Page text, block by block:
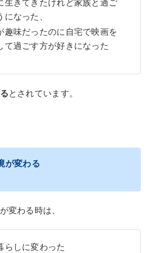
生きてきたけれど家族と過ご
なった、
趣味だったのに自宅で映画を
て過ごす方が好きになった
とされています。
が変わる
変わる時は、
らしに変わった